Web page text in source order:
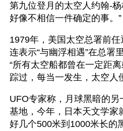
第九位登月的太空人约翰-
好像不相信一件确定的事。”
1979年，美国太空总署前
连表示“与幽浮相遇”在总署
“所有太空船都曾在一定距
踪过，每当一发生，太空人
UFO专家称，月球黑暗的
基地，今年，日本天文学家
好几个500米到1000米长的